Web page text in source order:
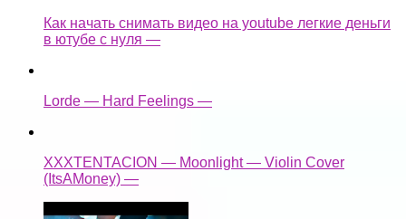
Как начать снимать видео на youtube легкие деньги
в ютубе с нуля —
Lorde — Hard Feelings —
XXXTENTACION — Moonlight — Violin Cover
(ItsAMoney) —